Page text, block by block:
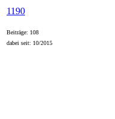
1190
Beiträge: 108
dabei seit: 10/2015